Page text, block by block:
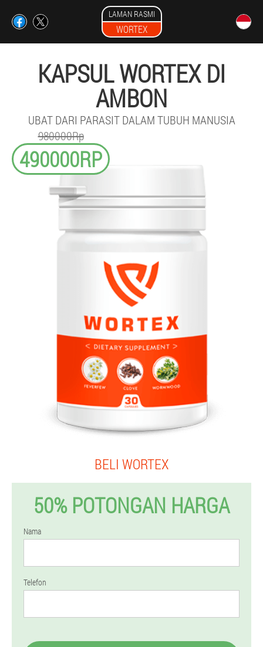
LAMAN RASMI
WORTEX
KAPSUL WORTEX DI
AMBON
UBAT DARI PARASIT DALAM TUBUH MANUSIA
980000Rp
490000RP
BELI WORTEX
50% POTONGAN HARGA
Nama
Telefon